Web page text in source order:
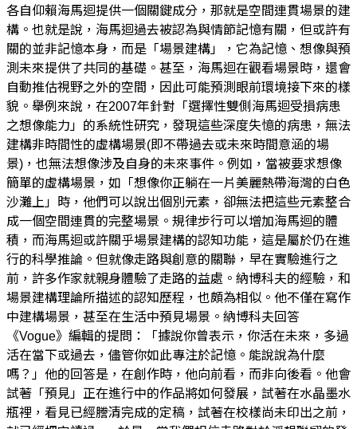
各自仰賴海馬迴提供一個關鍵成分，那就是空間連貫場景的建
構。也就是說，海馬迴過去被認為與情節記憶有關，但或許有
關的並非記憶本身，而是「場景建構」，它為記憶、想像與預
測未來提供了共同的基礎。甚至，海馬迴在觀看場景時，還會
自動推估視野之外的空間，因此可能預測眼前環境接下來的樣
貌。舉例來說，在2007年針對「選擇性雙側海馬迴受損病患
之想像能力」的系統性研究，發現這些深度失憶的病患，無法
建構非時間性的虛構場景(即不帶過去或未來時間意涵的場
景)，也無法想像涉及自身的未來事件。例如，當被要求想像
簡單的虛構場景，如「想像你正躺在一片美麗熱帶海灣的白色
沙灘上」時，他們可以說出個別元素，卻無法把這些元素整合
成一個空間連貫的完整場景。規律步行可以增加海馬迴的體
積，而海馬迴或許關乎場景建構的認知功能，這是屬於仍在進
行的科學推論。但就像走路與創意的關聯，早在實驗進行之
前，許多作家就親身體驗了走路的益處。納博科夫的經驗，和
場景建構理論所描述的認知歷程，也頗為相似。他不僅在寫作
中建構場景，甚至在生活中預見場景。納博科夫回答
《Vogue》編輯的提問：「據說你曾表示，你活在未來，多過
活在當下或過去，儘管你如此專注於記憶。能說說為什麼
嗎？」他的回答是，在創作時，他向前看，而非向後看。他會
試著「預見」正在進行中的作品將如何發展，試著在水晶墨水
瓶裡，看見已經謄清完成的定稿，試著在校樣尚未印出之前，